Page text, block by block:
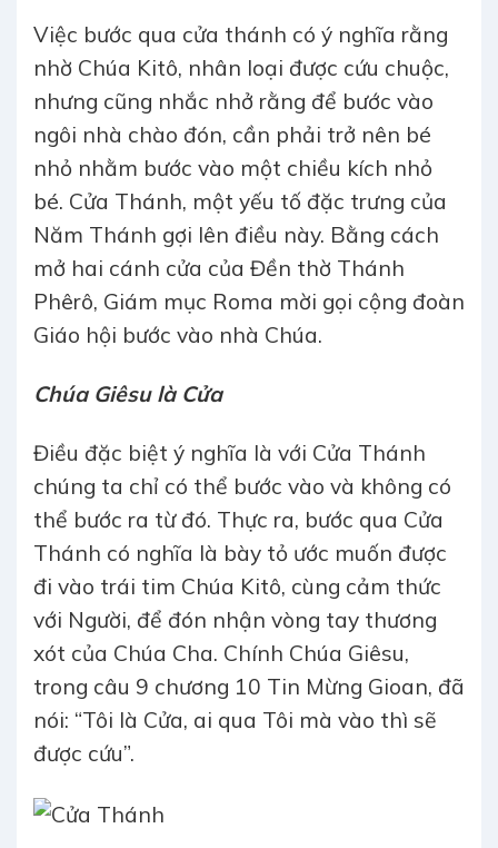
Việc bước qua cửa thánh có ý nghĩa rằng
nhờ Chúa Kitô, nhân loại được cứu chuộc,
nhưng cũng nhắc nhở rằng để bước vào
ngôi nhà chào đón, cần phải trở nên bé
nhỏ nhằm bước vào một chiều kích nhỏ
bé. Cửa Thánh, một yếu tố đặc trưng của
Năm Thánh gợi lên điều này. Bằng cách
mở hai cánh cửa của Đền thờ Thánh
Phêrô, Giám mục Roma mời gọi cộng đoàn
Giáo hội bước vào nhà Chúa.
Chúa Giêsu là Cửa
Điều đặc biệt ý nghĩa là với Cửa Thánh
chúng ta chỉ có thể bước vào và không có
thể bước ra từ đó. Thực ra, bước qua Cửa
Thánh có nghĩa là bày tỏ ước muốn được
đi vào trái tim Chúa Kitô, cùng cảm thức
với Người, để đón nhận vòng tay thương
xót của Chúa Cha. Chính Chúa Giêsu,
trong câu 9 chương 10 Tin Mừng Gioan, đã
nói: “Tôi là Cửa, ai qua Tôi mà vào thì sẽ
được cứu”.